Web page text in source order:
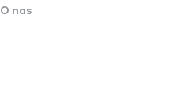
O nas